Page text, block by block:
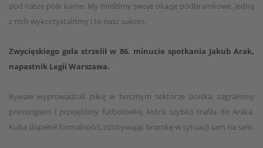
pod nasze pole karne. My mieliśmy swoje okazje podbramkowe, jedną
z nich wykorzystaliśmy i to nasz sukces.
Zwycięskiego gola strzelił w 86. minucie spotkania Jakub Arak,
napastnik Legii Warszawa.
Rywale wyprowadzali piłkę w bocznym sektorze boiska, zagraliśmy
pressingiem i przejęliśmy futbolówkę, która szybko trafiła do Araka.
Kuba dopełnił formalności, zdobywając bramkę w sytuacji sam na sam.